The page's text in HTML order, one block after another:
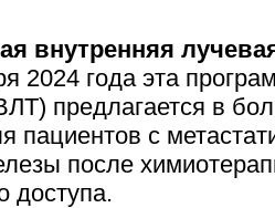
внутренняя
2024 года эта
предлагается в
пациентов с
после
доступа.